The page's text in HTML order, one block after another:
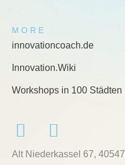
MORE
innovationcoach.de
Innovation.Wiki
Workshops in 100 Städten
Alt Niederkassel 67, 40547